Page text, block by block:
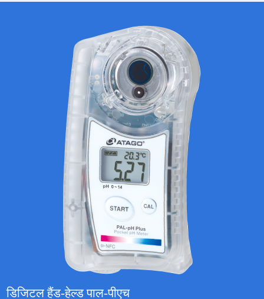
डिजिटल हैंड-हेल्ड पाल-पीएच